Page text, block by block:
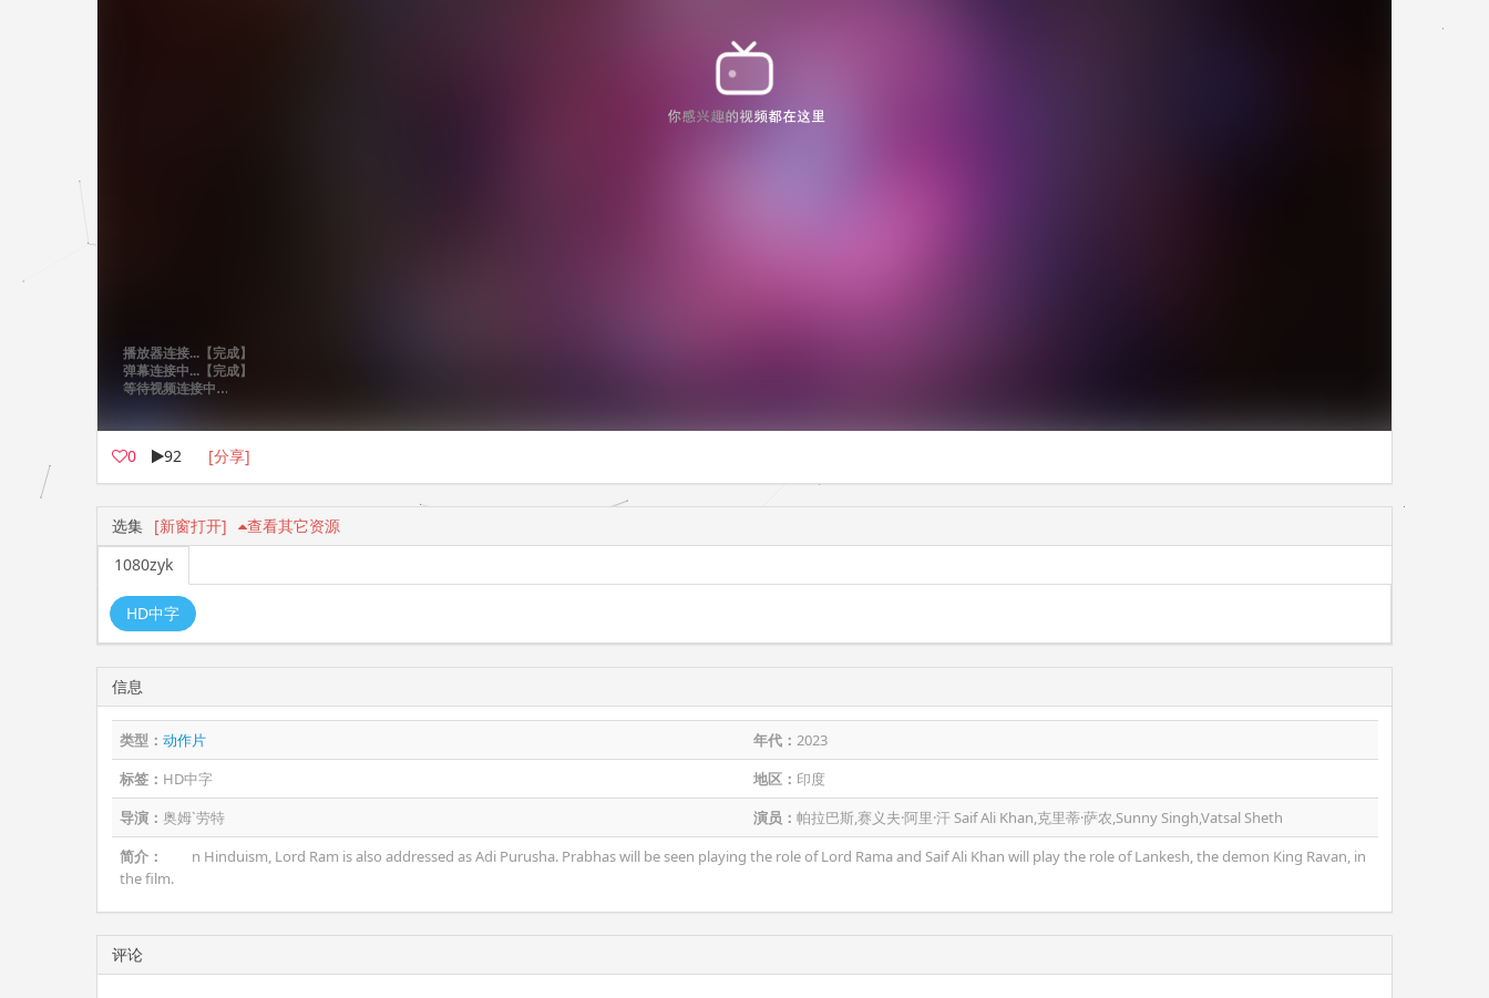
0 92 [分享]
选集 [新窗打开]
查看其它资源
1080zyk
HD中字
信息
类型： 动作片 年代： 2023
标签： HD中字 地区： 印度
导演： 奥姆`劳特 演员： 帕拉巴斯,赛义夫·阿里·汗 Saif Ali Khan,克里蒂·萨农,Sunny Singh,Vatsal Sheth
简介：
n Hinduism, Lord Ram is also addressed as Adi Purusha. Prabhas will be seen playing the role of Lord Rama and Saif Ali Khan will play the role of Lankesh, the demon King Ravan, in
the film.
评论